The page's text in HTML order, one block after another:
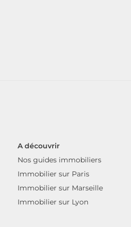
A découvrir
Nos guides immobiliers
Immobilier sur Paris
Immobilier sur Marseille
Immobilier sur Lyon